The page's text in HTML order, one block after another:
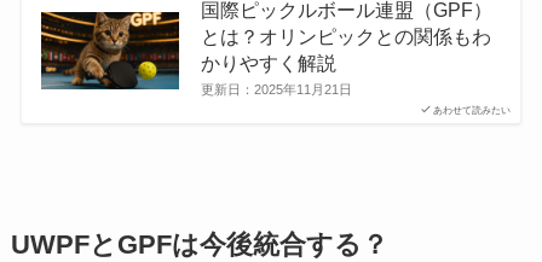
あわせて読みたい
国際ピックルボール連盟（GPF）
とは？オリンピックとの関係もわ
かりやすく解説
更新日： 2025年11月21日
UWPFとGPFは今後統合する？